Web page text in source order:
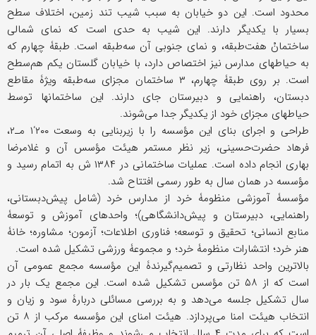
محدود است. این دو خیابان به سبب شیب تند زمین، اختلاف سطح
بسیار با یکدیگر دارند. این شیب به حدی است که نمای شمالی
ساختمانْ هفت‌طبقه، و نمای جنوبی آن سه‌طبقه است. طبقۀ چهارم که
به حیاطهای مدارس نیز اختصاص دارد، با خیابان گلستان یکم هم‌سطح
است. بر روی طبقۀ چهارم، ۳ ساختمان مجزای سه‌طبقه ویژۀ مقاطع
دبستان، راهنمایی و دبیرستان جای دارند. این ساختمانها توسط
حیاطهای مجزای خود از یکدیگر جدا می‌شوند.
طراحی و اجرای بنای این مؤسسه را با زیربنایی به وسعت ۲۰۰‘۱ مـ۲،
فرهاد حضرت‌حسینی، زیر نظر مستمر هیئت مؤسس آن و غلامرضا
بهاری انجام داده است. عملیات ساختمانی در ۱۳۸۴ ش به اتمام رسید و
مؤسسه در همان سال به طور رسمی افتتاح شد.
مؤسسۀ آموزشی منظومۀ خرد از مدارس خرد (شامل پیش‌دبستانی،
راهنمایی، دبیرستان و پیش‌دانشگاهی)؛ واحدهای آموزش و توسعۀ
منابع انسانی؛ تحقیق و توسعه؛ فناوری اطلاعات؛ آزمون؛ مشاوره؛ خانۀ
هنر خرد؛ انتشارات منظومۀ خرد؛ و مجموعۀ ورزشی تشکیل شده است.
بالاترین واحد نظارتی و تصمیم‌گیرندۀ این مؤسسه مجمع عمومی آن
است که از ۵۸ تن مؤسس تشکیل شده است. این مجمع یک بار در
سال تشکیل جلسه می‌دهد و به بررسی مسائلی دربارۀ سود و زیان و
انتخاب هیئت امنا می‌پردازد. هیئت امنای این مؤسسه مرکب از ۸ تن